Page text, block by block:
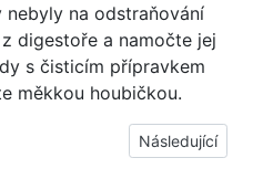
na odstraňování
digestoře a namočte jej
s čisticím přípravkem
měkkou houbičkou.
fleky na smaltuDalší článek:
Následující